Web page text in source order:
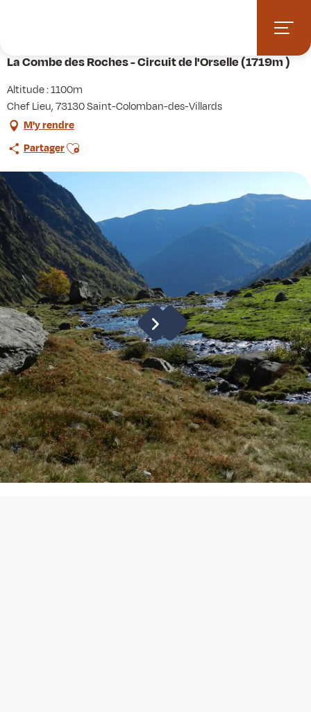
principal
La Combe des Roches - Circuit de l'Orselle (1719m )
Altitude : 1100m
Chef Lieu, 73130 Saint-Colomban-des-Villards
M'y rendre
PartagerAjouter aux favoris